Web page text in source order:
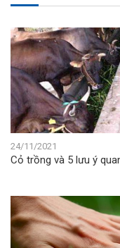
24/11/2021
Cỏ trồng và 5 lưu ý